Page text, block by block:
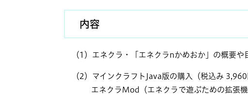
内容
（1）エネクラ・「エネクラnかめおか」の概要や
（2）マインクラフトJava版の購入（税込み
エネクラMod（エネクラで遊ぶための拡張機